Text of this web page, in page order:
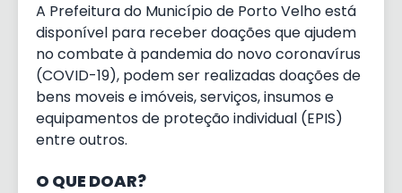
A Prefeitura do Município de Porto Velho está
disponível para receber doações que ajudem
no combate à pandemia do novo coronavírus
(COVID-19), podem ser realizadas doações de
bens moveis e imóveis, serviços, insumos e
equipamentos de proteção individual (EPIS)
entre outros.
O QUE DOAR?